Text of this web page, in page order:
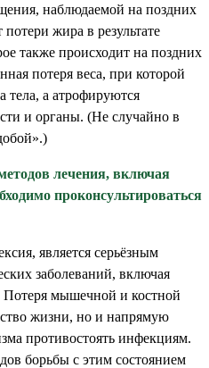
наблюдаемой на поздних
жира в результате
также происходит на поздних
потеря веса, при которой
тела, а атрофируются
и органы. (Не случайно в
лечения, включая
проконсультироваться
является серьёзным
заболеваний, включая
мышечной и костной
жизни, но и напрямую
противостоять инфекциям.
борьбы с этим состоянием